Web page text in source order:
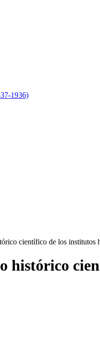
1936)
científico de los institutos
histórico